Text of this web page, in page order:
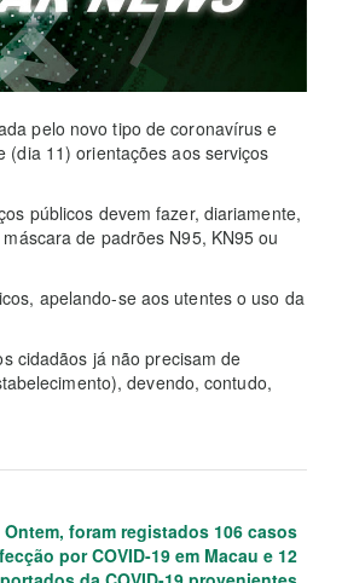
pelo novo tipo de coronavírus e
(dia 11) orientações aos serviços
públicos devem fazer, diariamente,
de padrões N95, KN95 ou
apelando-se aos utentes o uso da
cidadãos já não precisam de
devendo, contudo,
Ontem, foram registados 106 casos
por COVID-19 em Macau e 12